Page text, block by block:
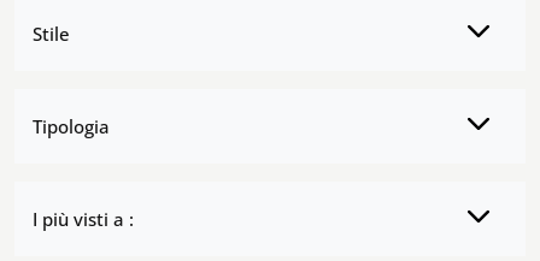
Stile
Tipologia
I più visti a :